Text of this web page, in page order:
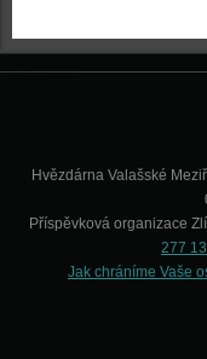
Hvězdárna Valašské
Příspěvková organizace
277
Jak chráníme Vaše